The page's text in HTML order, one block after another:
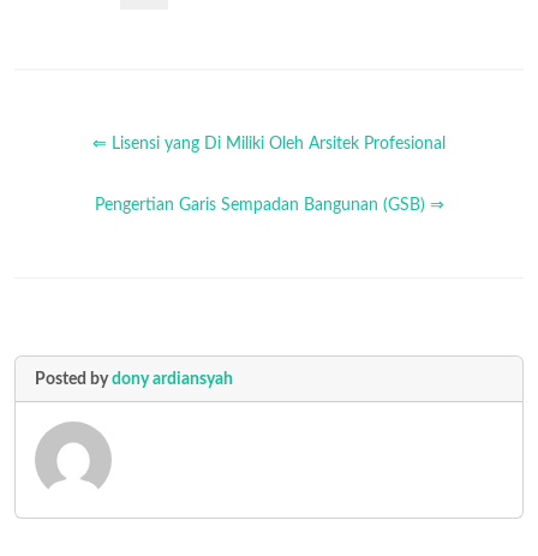
⇐ Lisensi yang Di Miliki Oleh Arsitek Profesional
Pengertian Garis Sempadan Bangunan (GSB) ⇒
Posted bydony ardiansyah